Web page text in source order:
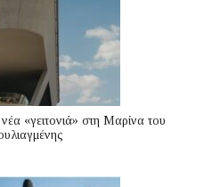
«γειτονιά» στη Μαρίνα του